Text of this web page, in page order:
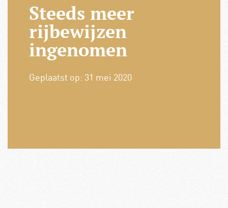
Steeds meer
rijbewijzen
ingenomen
Geplaatst op: 31 mei 2020